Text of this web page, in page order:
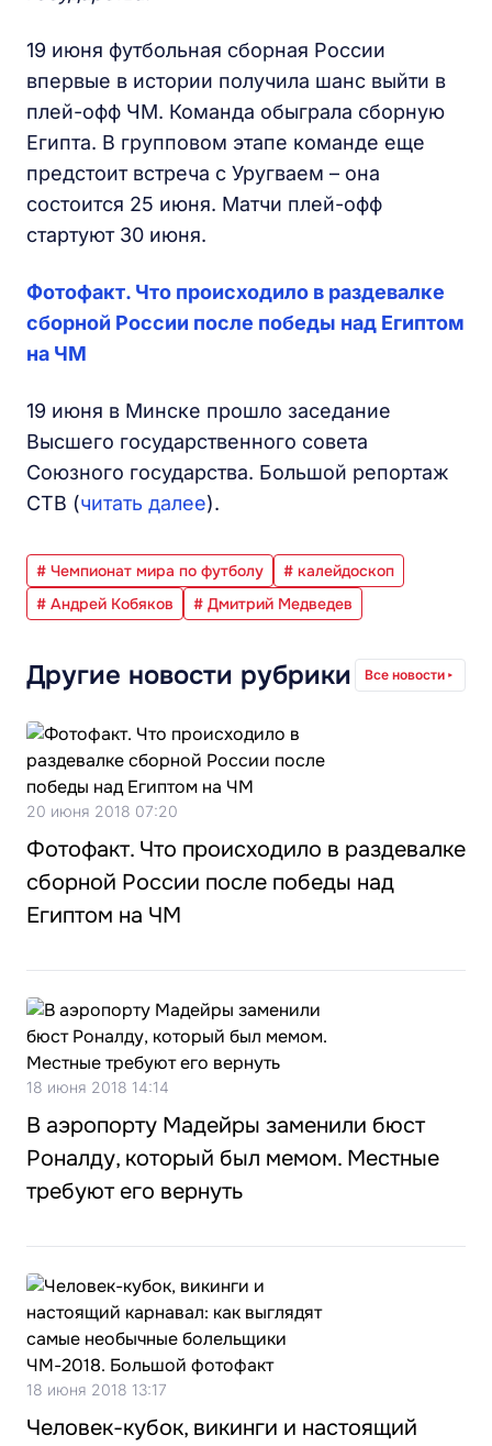
19 июня футбольная сборная России
впервые в истории получила шанс выйти в
плей-офф ЧМ. Команда обыграла сборную
Египта. В групповом этапе команде еще
предстоит встреча с Уругваем – она
состоится 25 июня. Матчи плей-офф
стартуют 30 июня.
Фотофакт. Что происходило в раздевалке
сборной России после победы над Египтом
на ЧМ
19 июня в Минске прошло заседание
Высшего государственного совета
Союзного государства. Большой репортаж
СТВ (читать далее).
# Чемпионат мира по футболу
# калейдоскоп
# Андрей Кобяков
# Дмитрий Медведев
Другие новости рубрики Все новости
20 июня 2018 07:20
Фотофакт. Что происходило в раздевалке
сборной России после победы над
Египтом на ЧМ
18 июня 2018 14:14
В аэропорту Мадейры заменили бюст
Роналду, который был мемом. Местные
требуют его вернуть
18 июня 2018 13:17
Человек-кубок, викинги и настоящий